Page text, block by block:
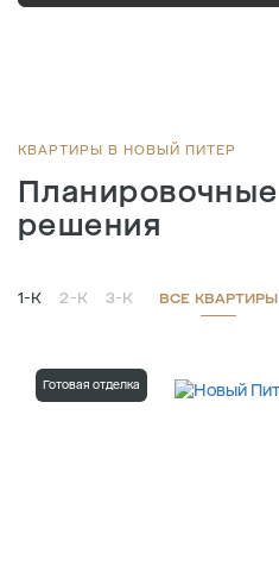
КВАРТИРЫ В НОВЫЙ ПИТЕР
Планировочные
решения
1-К 2-К 3-К ВСЕ КВАРТИРЫ
Готовая отделка